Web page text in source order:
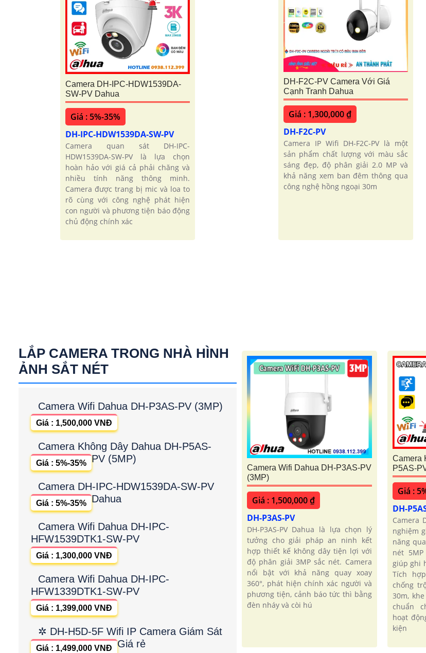
Camera DH-IPC-HDW1539DA-
SW-PV Dahua
Giá : 5%-35%
DH-IPC-HDW1539DA-SW-PV
Camera quan sát DH-IPC-
HDW1539DA-SW-PV là lựa chọn
hoàn hảo với giá cả phải chăng và
nhiều tính năng thông minh.
Camera được trang bị mic và loa to
rõ cùng với công nghệ phát hiện
con người và phương tiện báo động
chủ động chính xác
DH-F2C-PV Camera Với Giá
Cạnh Tranh Dahua
Giá : 1,300,000 ₫
DH-F2C-PV
Camera IP Wifi DH-F2C-PV là một
sản phẩm chất lượng với màu sắc
sáng đẹp, độ phân giải 2.0 MP và
khả năng xem ban đêm thông qua
công nghệ hồng ngoại 30m
LẮP CAMERA TRONG NHÀ HÌNH
ẢNH SẮT NÉT
Camera Wifi Dahua DH-P3AS-PV (3MP)
Giá : 1,500,000 VNĐ
Camera Không Dây Dahua DH-P5AS-
PV (5MP)
Giá : 5%-35%
Camera DH-IPC-HDW1539DA-SW-PV
Dahua
Giá : 5%-35%
Camera Wifi Dahua DH-IPC-
HFW1539DTK1-SW-PV
Giá : 1,300,000 VNĐ
Camera Wifi Dahua DH-IPC-
HFW1339DTK1-SW-PV
Giá : 1,399,000 VNĐ
✲ DH-H5D-5F Wifi IP Camera Giám Sát
Giá rẻ
Giá : 1,499,000 VNĐ
Camera Wifi Dahua DH-P3AS-PV
(3MP)
Giá : 1,500,000 ₫
DH-P3AS-PV
DH-P3AS-PV Dahua là lựa chọn lý
tưởng cho giải pháp an ninh kết
hợp thiết kế không dây tiện lợi với
độ phân giải 3MP sắc nét. Camera
nổi bật với khả năng quay xoay
360°, phát hiện chính xác người và
phương tiện, cảnh báo tức thì bằng
đèn nháy và còi hú
Camera
P5AS-
Giá :
DH-
Camera
nghiệm
năng
nét
giúp ghi
Tích
chống
30m,
chuẩn
hoạt
kiện